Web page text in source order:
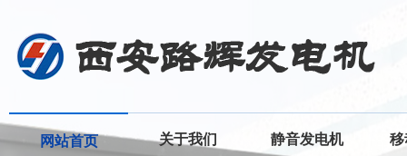
网站首页 关于我们 静音发电机 移